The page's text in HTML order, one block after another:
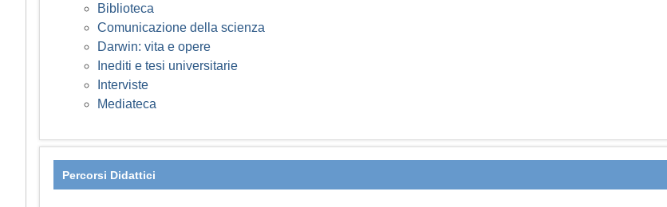
Biblioteca
Comunicazione della scienza
Darwin: vita e opere
Inediti e tesi universitarie
Interviste
Mediateca
Percorsi Didattici